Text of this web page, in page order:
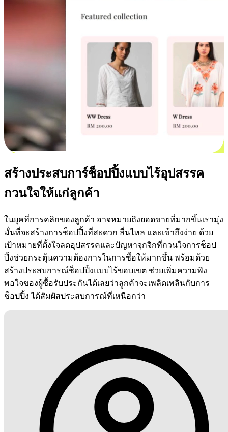
สร้างประสบการ์ช็อปปิ้งแบบไร้อุปสรรค
กวนใจให้แก่ลูกค้า
ในยุคที่การคลิกของลูกค้า อาจหมายถึงยอดขายที่มากขึ้นเรามุ่ง
มั่นที่จะสร้างการช็อปปิ้งที่สะดวก ลื่นไหล และเข้าถึงง่าย ด้วย
เป้าหมายที่ตั้งใจลดอุปสรรคและปัญหาจุกจิกที่กวนใจการช็อป
ปิ้งช่วยกระตุ้นความต้องการในการซื้อให้มากขึ้น พร้อมด้วย
สร้างประสบการณ์ช็อปปิ้งแบบไร้ขอบเขต ช่วยเพิ่มความพึง
พอใจของผู้ซื้อรับประกันได้เลยว่าลูกค้าจะเพลิดเพลินกับการ
ช็อปปิ้ง ได้สัมผัสประสบการณ์ที่เหนือกว่า